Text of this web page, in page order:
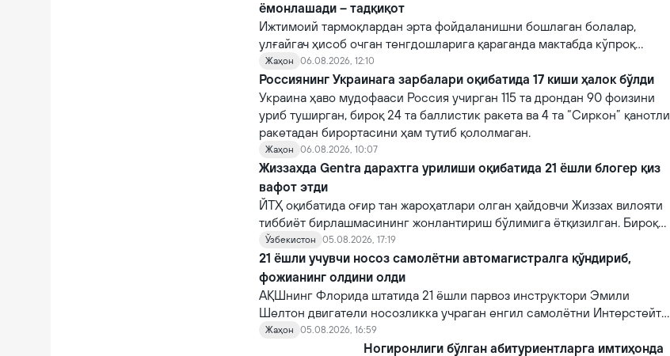
ёмонлашади – тадқиқот
Ижтимоий тармоқлардан эрта фойдаланишни бошлаган болалар,
улғайгач ҳисоб очган тенгдошларига қараганда мактабда кўпроқ
қийналишади.
Жаҳон 06.08.2026, 12:10
Россиянинг Украинага зарбалари оқибатида 17 киши ҳалок бўлди
Украина ҳаво мудофааси Россия учирган 115 та дрондан 90 фоизини
уриб туширган, бироқ 24 та баллистик ракета ва 4 та “Сиркон” қанотли
ракетадан бирортасини ҳам тутиб қололмаган.
Жаҳон 06.08.2026, 10:07
Жиззахда Gentra дарахтга урилиши оқибатида 21 ёшли блогер қиз
вафот этди
ЙТҲ оқибатида оғир тан жароҳатлари олган ҳайдовчи Жиззах вилояти
тиббиёт бирлашмасининг жонлантириш бўлимига ётқизилган. Бироқ
шифокорлар томонидан кўрсатилган тиббий муолажаларга
қарамасдан, у вафот этган.
Ўзбекистон 05.08.2026, 17:19
21 ёшли учувчи носоз самолётни автомагистралга қўндириб,
фожианинг олдини олди
АҚШнинг Флорида штатида 21 ёшли парвоз инструктори Эмили
Шелтон двигатели носозликка учраган енгил самолётни Интерстейт
10 автомагистралига муваффақиятли қўндириб, эҳтимолий йирик
фожианинг олдини олди.
Жаҳон 05.08.2026, 16:59
Ногиронлиги бўлган абитуриентларга имтиҳонда